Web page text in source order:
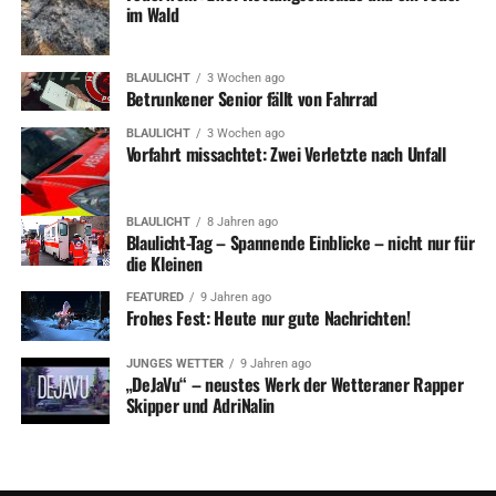
UP NEXT
Feuerwehr zieht Bilanz nach Großbrand in Industiebetrieb
Stoppschild missachtet: Zwei Verletzte und drei kaputte
Autos
im Wald
BLAULICHT 3 Wochen ago
Betrunkener Senior fällt von Fahrrad
BLAULICHT 3 Wochen ago
Vorfahrt missachtet: Zwei Verletzte nach Unfall
BLAULICHT 8 Jahren ago
Blaulicht-Tag – Spannende Einblicke – nicht nur für
die Kleinen
FEATURED 9 Jahren ago
Frohes Fest: Heute nur gute Nachrichten!
JUNGES WETTER 9 Jahren ago
„DeJaVu“ – neustes Werk der Wetteraner Rapper
Skipper und AdriNalin